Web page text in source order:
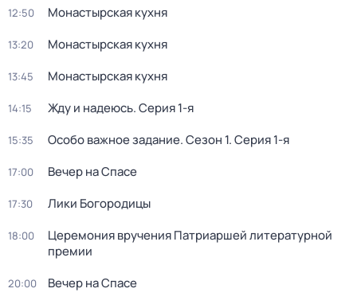
12:50 Монастырская кухня
13:20 Монастырская кухня
13:45 Монастырская кухня
14:15 Жду и нaдeюсь. Серия 1-я
15:35 Особо важное задание. Сезон 1. Серия 1-я
17:00 Вечер на Спасе
17:30 Лики Богородицы
18:00
Церемония вручения Патриаршей литературной
премии
20:00
Вечер на Спасе